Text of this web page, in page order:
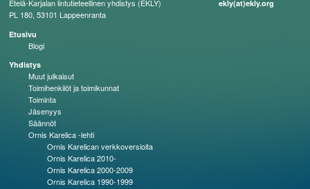
Etelä-Karjalan lintutieteellinen yhdistys (EKLY)
PL 180, 53101 Lappeenranta
Etusivu
Blogi
Yhdistys
Muut julkaisut
Toimihenkilöt ja toimikunnat
Toiminta
Jäsenyys
Säännöt
Ornis Karelica -lehti
Ornis Karelican verkkoversioita
Ornis Karelica 2010-
Ornis Karelica 2000-2009
Ornis Karelica 1990-1999
ekly(at)ekly.org